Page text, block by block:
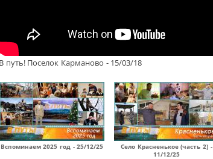
В путь! Поселок Карманово - 15/03/18
Вспоминаем 2025 год - 25/12/25
Село Красненькое (часть 2) -
11/12/25